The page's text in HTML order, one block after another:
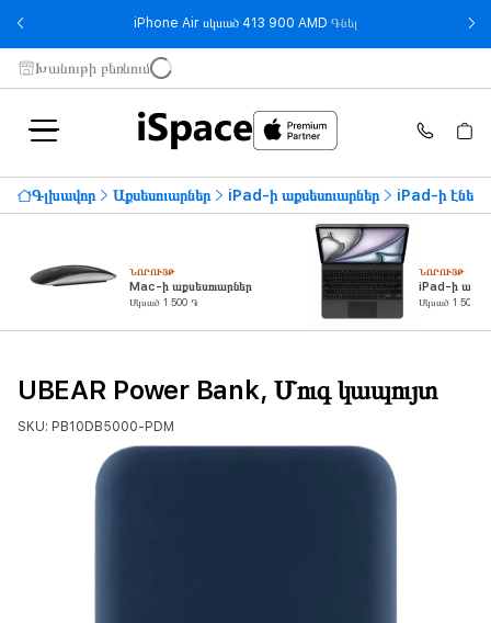
iPhone Air սկսած 413 900 AMD Գնել - iPhone Air սկսած
Խանութի բեռնում
Գլխավոր Աքսեսուարներ iPad-ի աքսեսուարներ iPad-ի
ՆՈՐՈՒՅԹ
Mac-ի աքսեսուարներ
Սկսած 1 500 ֏
ՆՈՐՈՒՅԹ
iPad-ի
Սկսած 1 500 ֏
UBEAR Power Bank, Մուգ կապույտ
SKU: PB10DB5000-PDM